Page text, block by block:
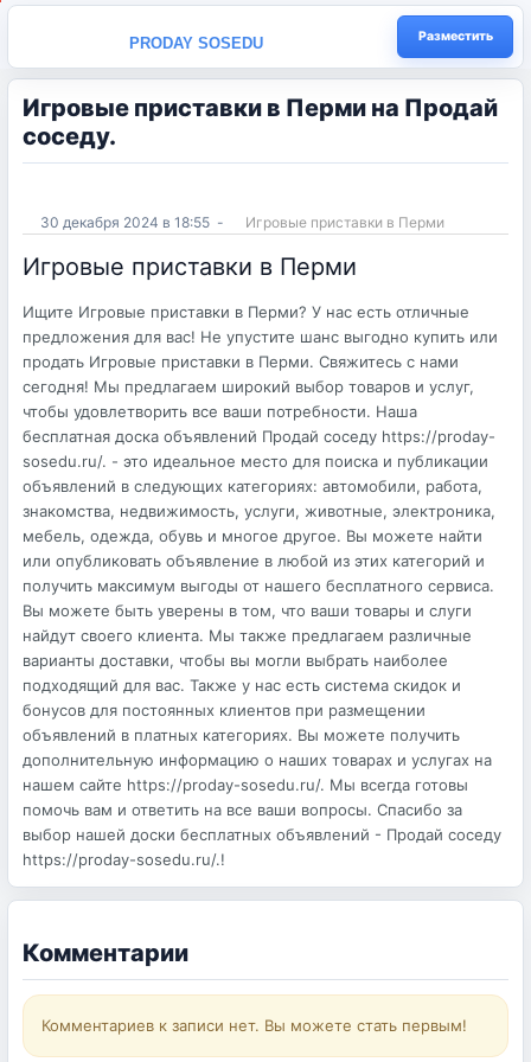
PRODAY SOSEDU Разместить
Игровые приставки в Перми на Продай
соседу.
30 декабря 2024 в 18:55 - Игровые приставки в Перми
Игровые приставки в Перми
Ищите Игровые приставки в Перми? У нас есть отличные
предложения для вас! Не упустите шанс выгодно купить или
продать Игровые приставки в Перми. Свяжитесь с нами
сегодня! Мы предлагаем широкий выбор товаров и услуг,
чтобы удовлетворить все ваши потребности. Наша
бесплатная доска объявлений Продай соседу https://proday-
sosedu.ru/. - это идеальное место для поиска и публикации
объявлений в следующих категориях: автомобили, работа,
знакомства, недвижимость, услуги, животные, электроника,
мебель, одежда, обувь и многое другое. Вы можете найти
или опубликовать объявление в любой из этих категорий и
получить максимум выгоды от нашего бесплатного сервиса.
Вы можете быть уверены в том, что ваши товары и слуги
найдут своего клиента. Мы также предлагаем различные
варианты доставки, чтобы вы могли выбрать наиболее
подходящий для вас. Также у нас есть система скидок и
бонусов для постоянных клиентов при размещении
объявлений в платных категориях. Вы можете получить
дополнительную информацию о наших товарах и услугах на
нашем сайте https://proday-sosedu.ru/. Мы всегда готовы
помочь вам и ответить на все ваши вопросы. Спасибо за
выбор нашей доски бесплатных объявлений - Продай соседу
https://proday-sosedu.ru/.!
Комментарии
Комментариев к записи нет. Вы можете стать первым!